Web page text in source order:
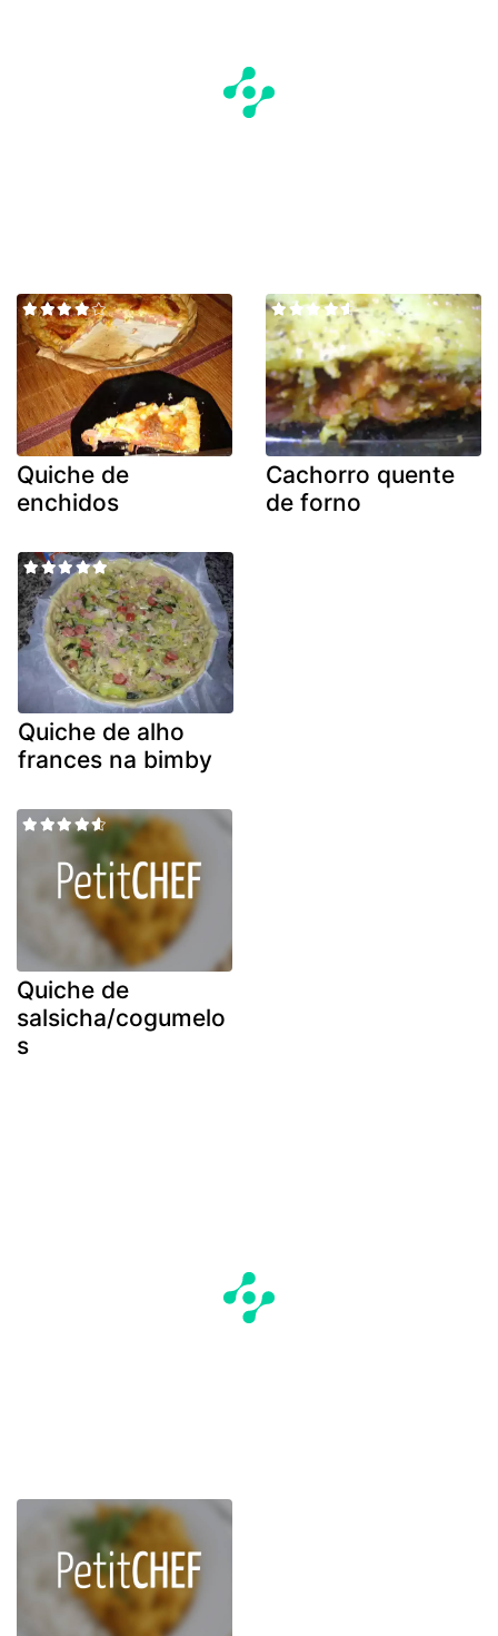
Quiche de
enchidos
Cachorro quente
de forno
Quiche de alho
frances na bimby
Quiche de
salsicha/cogumelo
s